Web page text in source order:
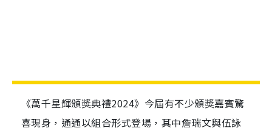
《萬千星輝頒獎典禮2024》今屆有不少頒獎嘉賓驚
喜現身，通通以組合形式登場，其中詹瑞文與伍詠